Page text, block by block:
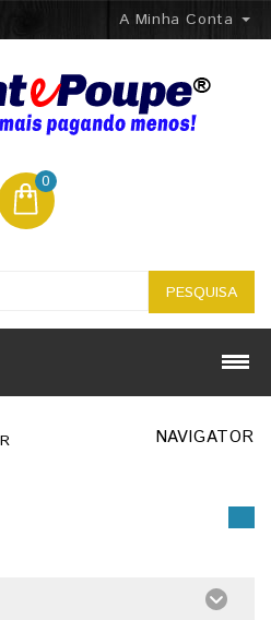
A Minha Conta
0
PESQUISA
NAVIGATOR